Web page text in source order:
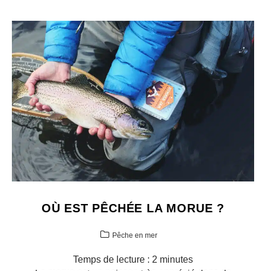
OÙ EST PÊCHÉE LA MORUE ?
Pêche en mer
Temps de lecture : 2 minutes